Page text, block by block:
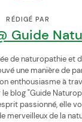
RÉDIGÉ PAR
Guide
de naturopathie et
une manière de
enthousiasme à
blog "Guide
passionné, elle
merveilleux de la